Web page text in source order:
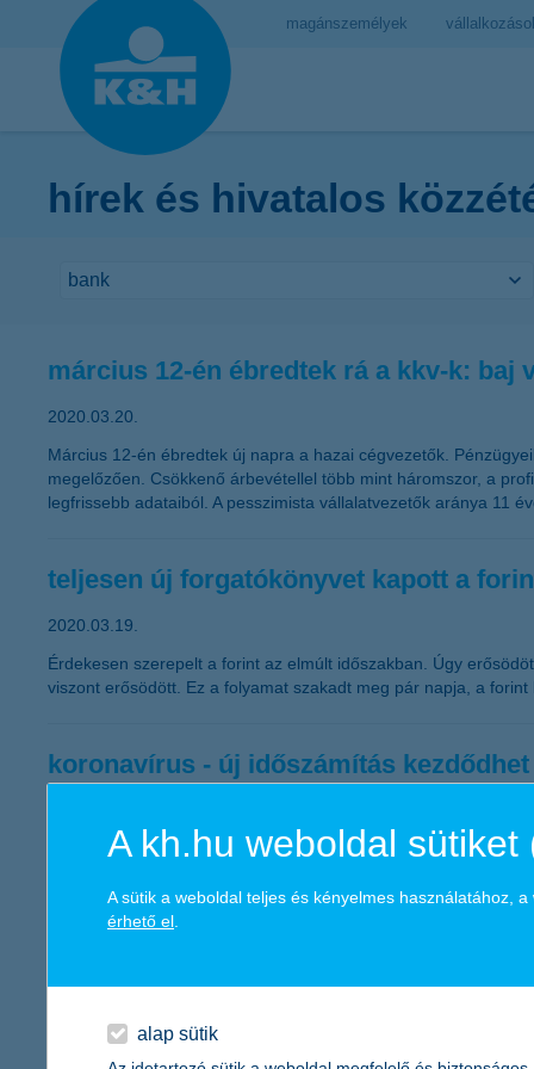
magánszemélyek
hírek és hivatalos
március 12-én ébredtek rá a kkv-k: baj
2020.03.20.
Március 12-én ébredtek új napra a hazai cégvezetők.
megelőzően. Csökkenő árbevétellel több mint háromszor, a
legfrissebb adataiból. A pesszimista vállalatvezetők aránya 11
teljesen új forgatókönyvet kapott a
2020.03.19.
Érdekesen szerepelt a forint az elmúlt időszakban. Úgy
viszont erősödött. Ez a folyamat szakadt meg pár napja, a
koronavírus - új időszámítás kezdődhet
A koronavírussal fertőzöttek számának visszaeséséről szóló
legnagyobb kérdés most az, hogy a járvány milyen pénzpiaci
laza feltételeket továbbra is biztosra lehet venni. Sőt, a
Napi 4 óra adminisztrációt
A kh.hu weboldal sütiket
A sütik a weboldal teljes és kényelmes használatához,
érhető el
alap sütik